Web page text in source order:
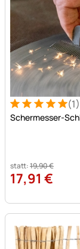
Bewertung: 5
1 Bewertung (1)
Schermesser-
statt:19,90€
17,91 €